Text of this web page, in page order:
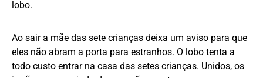
lobo.
Ao sair a mãe das sete crianças deixa um aviso para que
eles não abram a porta para estranhos. O lobo tenta a
todo custo entrar na casa das setes crianças. Unidos, os